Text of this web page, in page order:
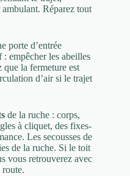
Réparez tout
porte d’entrée
empêcher les abeilles
la fermeture est
d’air si le trajet
de la ruche : corps,
à cliquet, des fixes-
Les secousses de
de la ruche. Si le toit
vous retrouverez avec
route.